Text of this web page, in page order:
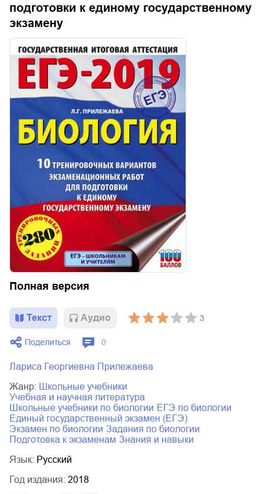
подготовки к единому государственному
экзамену
Полная версия
Текст Aудио 3
Поделиться 0
Лариса Георгиевна Прилежаева
Жанр:
школьные учебники
учебная и научная литература
школьные учебники по биологии
ЕГЭ по биологии
единый государственный экзамен (ЕГЭ)
экзамен по биологии
задания по биологии
подготовка к экзаменам
знания и навыки
Язык: Русский
Год издания: 2018